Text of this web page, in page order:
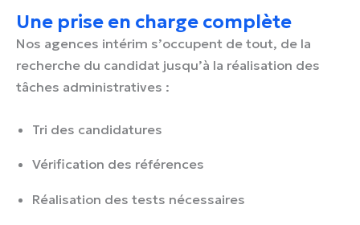
Une prise en charge complète
Nos agences intérim s’occupent de tout, de la
recherche du candidat jusqu’à la réalisation des
tâches administratives :
Tri des candidatures
Vérification des références
Réalisation des tests nécessaires